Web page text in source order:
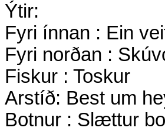
Ýtir:
Fyri ínnan : Ein
Fyri norðan :
Fiskur : Toskur
Arstíð: Best um
Botnur : Slættur